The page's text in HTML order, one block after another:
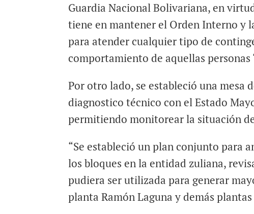
Guardia Nacional Bolivariana, en
tiene en mantener el Orden Interno y
para atender cualquier tipo de
comportamiento de aquellas
Por otro lado, se estableció una mesa
diagnostico técnico con el Estado
permitiendo monitorear la situación
“Se estableció un plan conjunto para
los bloques en la entidad zuliana,
pudiera ser utilizada para generar
planta Ramón Laguna y demás